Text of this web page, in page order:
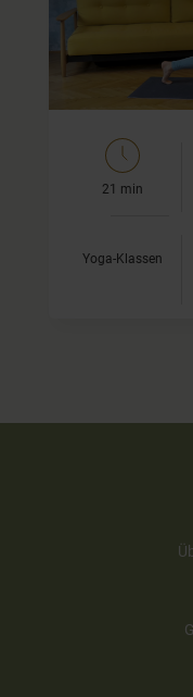
morgendliche
21 min
Yoga-Klassen